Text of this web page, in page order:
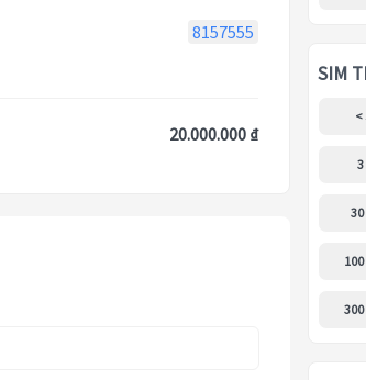
8157555
20.000.000 ₫
SIM
<
3
30
300